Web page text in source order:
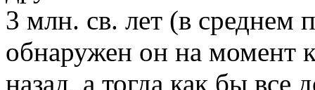
3 млн. св. лет (в среднем
обнаружен он на момент
назад, а тогда как бы